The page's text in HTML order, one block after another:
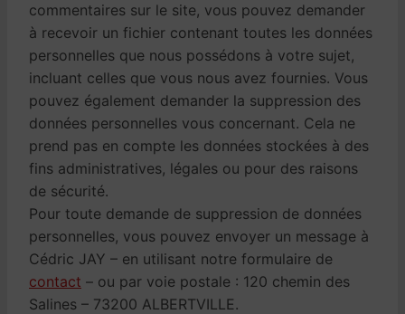
commentaires sur le site, vous pouvez demander
à recevoir un fichier contenant toutes les données
personnelles que nous possédons à votre sujet,
incluant celles que vous nous avez fournies. Vous
pouvez également demander la suppression des
données personnelles vous concernant. Cela ne
prend pas en compte les données stockées à des
fins administratives, légales ou pour des raisons
de sécurité.
Pour toute demande de suppression de données
personnelles, vous pouvez envoyer un message à
Cédric JAY – en utilisant notre formulaire de
contact – ou par voie postale : 120 chemin des
Salines – 73200 ALBERTVILLE.